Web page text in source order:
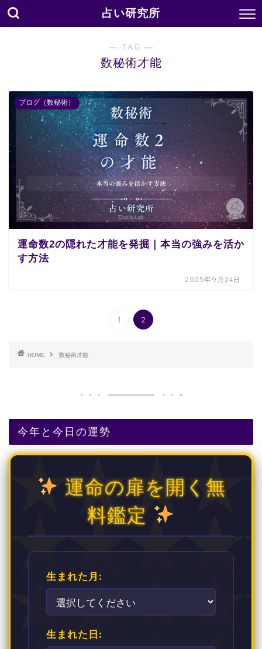
占い研究所
― TAG ―
数秘術才能
ブログ（数秘術）
運命数2の隠れた才能を発掘｜本当の強みを活か
す方法
2025年9月24日
1 2
HOME 数秘術才能
今年と今日の運勢
運命の扉を開く無
料鑑定
生まれた月:
生まれた日: